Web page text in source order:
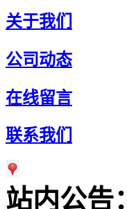
关于我们
公司动态
在线留言
联系我们
站内公告：